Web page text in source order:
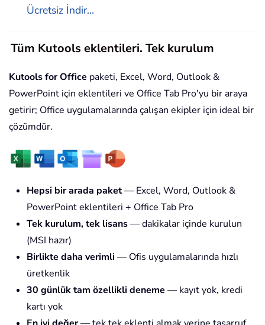
Ücretsiz İndir...
Tüm Kutools eklentileri. Tek kurulum
Kutools for Office paketi, Excel, Word, Outlook &
PowerPoint için eklentileri ve Office Tab Pro'yu bir araya
getirir; Office uygulamalarında çalışan ekipler için ideal bir
çözümdür.
Hepsi bir arada paket— Excel, Word, Outlook &
PowerPoint eklentileri + Office Tab Pro
Tek kurulum, tek lisans— dakikalar içinde kurulun
(MSI hazır)
Birlikte daha verimli — Ofis uygulamalarında hızlı
üretkenlik
30 günlük tam özellikli deneme — kayıt yok, kredi
kartı yok